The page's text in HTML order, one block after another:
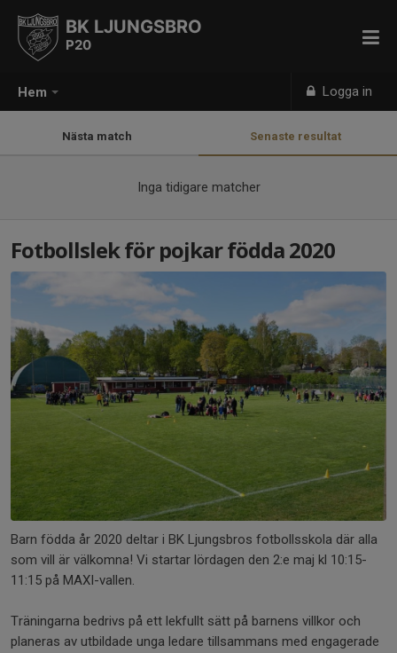
Hem Logga in
BK LJUNGSBRO
P20
Nästa match Senaste resultat
Inga tidigare matcher
Fotbollslek för pojkar födda 2020
Barn födda år 2020 deltar i BK Ljungsbros fotbollsskola där alla
som vill är välkomna! Vi startar lördagen den 2:e maj kl 10:15-
11:15 på MAXI-vallen.
Träningarna bedrivs på ett lekfullt sätt på barnens villkor och
planeras av utbildade unga ledare tillsammans med engagerade